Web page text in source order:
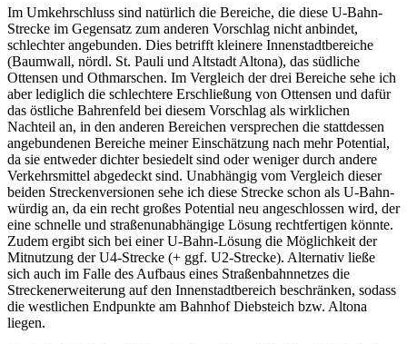
Im Umkehrschluss sind natürlich die Bereiche, die diese U-Bahn-
Strecke im Gegensatz zum anderen Vorschlag nicht anbindet,
schlechter angebunden. Dies betrifft kleinere Innenstadtbereiche
(Baumwall, nördl. St. Pauli und Altstadt Altona), das südliche
Ottensen und Othmarschen. Im Vergleich der drei Bereiche sehe ich
aber lediglich die schlechtere Erschließung von Ottensen und dafür
das östliche Bahrenfeld bei diesem Vorschlag als wirklichen
Nachteil an, in den anderen Bereichen versprechen die stattdessen
angebundenen Bereiche meiner Einschätzung nach mehr Potential,
da sie entweder dichter besiedelt sind oder weniger durch andere
Verkehrsmittel abgedeckt sind. Unabhängig vom Vergleich dieser
beiden Streckenversionen sehe ich diese Strecke schon als U-Bahn-
würdig an, da ein recht großes Potential neu angeschlossen wird, der
eine schnelle und straßenunabhängige Lösung rechtfertigen könnte.
Zudem ergibt sich bei einer U-Bahn-Lösung die Möglichkeit der
Mitnutzung der U4-Strecke (+ ggf. U2-Strecke). Alternativ ließe
sich auch im Falle des Aufbaus eines Straßenbahnnetzes die
Streckenerweiterung auf den Innenstadtbereich beschränken, sodass
die westlichen Endpunkte am Bahnhof Diebsteich bzw. Altona
liegen.